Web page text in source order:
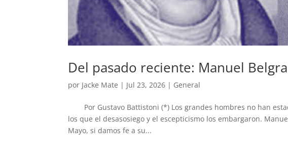
Del pasado reciente: Manuel
por Jacke Mate | Jul 23, 2026 | General
Por Gustavo Battistoni (*) Los grandes hombres no han
los que el desasosiego y el escepticismo los embargaron.
Mayo, si damos fe a su...